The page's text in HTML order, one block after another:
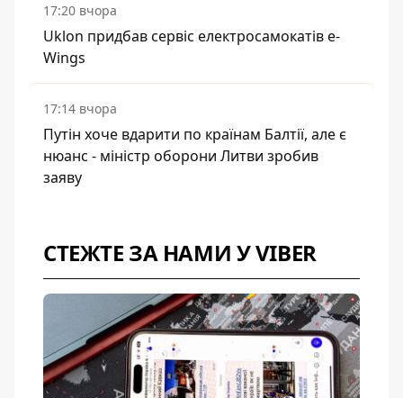
17:20 вчора
Uklon придбав сервіс електросамокатів e-
Wings
17:14 вчора
Путін хоче вдарити по країнам Балтії, але є
нюанс - міністр оборони Литви зробив
заяву
СТЕЖТЕ ЗА НАМИ У VIBER